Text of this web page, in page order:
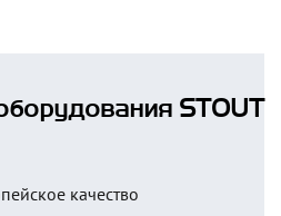
STOUT
качество